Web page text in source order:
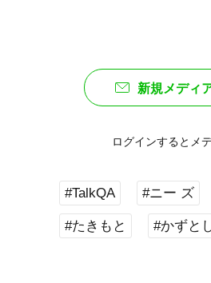
新規メディ
ログインするとメ
#TalkQA #ニー ズ
#たきもと #かずと